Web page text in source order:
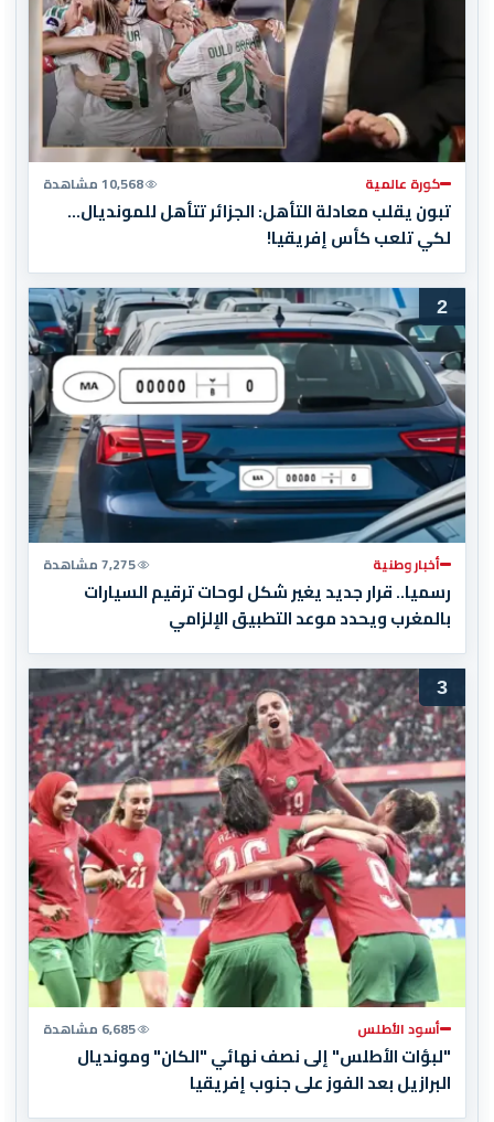
كورة عالمية 10,568 مشاهدة
تبون يقلب معادلة التأهل: الجزائر تتأهل للمونديال…
لكي تلعب كأس إفريقيا!
2
أخبار وطنية 7,275 مشاهدة
رسميا.. قرار جديد يغير شكل لوحات ترقيم السيارات
بالمغرب ويحدد موعد التطبيق الإلزامي
3
أسود الأطلس 6,685 مشاهدة
"لبؤات الأطلس" إلى نصف نهائي "الكان" ومونديال
البرازيل بعد الفوز على جنوب إفريقيا